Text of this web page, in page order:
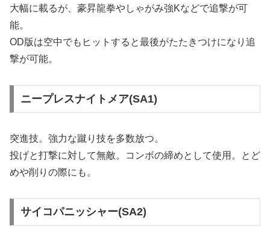
大幅に載るが、豪昇龍拳やしゃがみ強Kなどで追撃が可
能。
OD版は空中でもヒットすると最後がたたきつけになり追
撃が可能。
ニープレスナイトメア(SA1)
突進技。強力な蹴り技を多数放つ。
投げと打撃に対して無敵。コンボの締めとして使用。とど
めや削りの際にも。
サイコパニッシャー(SA2)